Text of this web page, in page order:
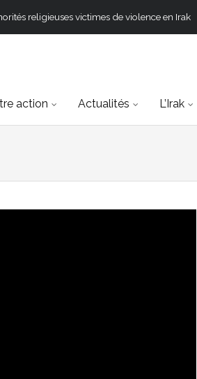
religieuses victimes de violence en Irak
action Actualités L’Irak